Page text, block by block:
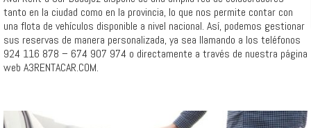
tanto en la ciudad como en la provincia, lo que nos permite contar con
una flota de vehículos disponible a nivel nacional. Así, podemos gestionar
sus reservas de manera personalizada, ya sea llamando a los teléfonos
924 116 878 – 674 907 974 o directamente a través de nuestra página
web A3RENTACAR.COM.